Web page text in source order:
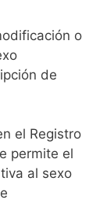
o
de
el Registro
permite el
al sexo